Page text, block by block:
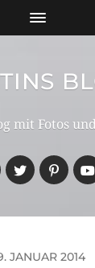
mit Fotos
JANUAR 2014